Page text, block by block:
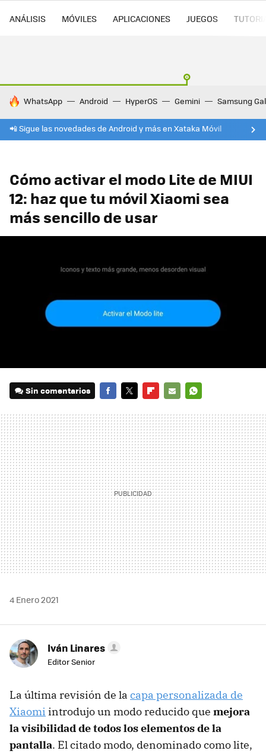
ANÁLISIS MÓVILES APLICACIONES JUEGOS
HOY SE HABLA DE
WhatsApp Android HyperOS Gemini Samsung
📲 Sigue las novedades de Android y más en Xataka Móvil
Cómo activar el modo Lite de MIUI
12: haz que tu móvil Xiaomi sea
más sencillo de usar
Sin comentarios
MAIL
4 Enero 2021
Iván Linares
Editor Senior
La última revisión de la capa personalizada de
Xiaomi introdujo un modo reducido que mejora
la visibilidad de todos los elementos de la
pantalla. El citado modo, denominado como lite,